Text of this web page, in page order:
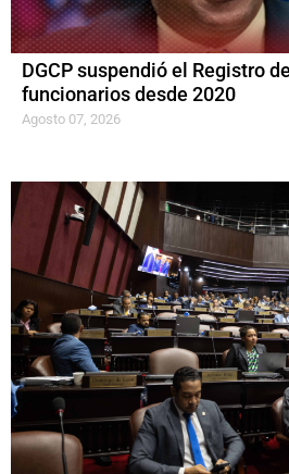
DGCP suspendió el Registro
funcionarios desde 2020
Agosto 07, 2026